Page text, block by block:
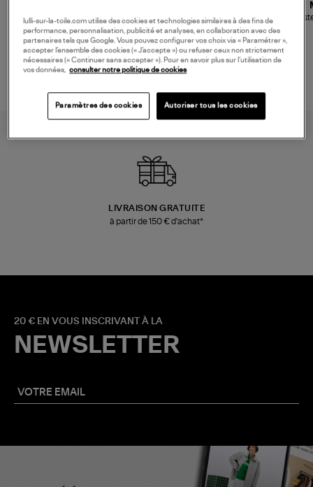
480,00 €
Sac Bobi S Cuir Lamé
189,00 €
Mocassins Killian Sport
Mousse
LIVRAISON GRATUITE
à partir de 150 € d'achat*
20 € EN VOUS INSCRIVANT À LA
NEWSLETTER
lulli-sur-la-toile.com utilise des cookies et technologies similaires à des fins de
performance, personnalisation, publicité et analyses, en collaboration avec des
partenaires tels que Google. Vous pouvez configurer vos choix via « Paramétrer »,
accepter l’ensemble des cookies (« J’accepte ») ou refuser ceux non strictement
nécessaires (« Continuer sans accepter »). Pour en savoir plus sur l’utilisation de
vos données,
consulter notre politique de cookies
Paramètres des cookies Autoriser tous les cookies